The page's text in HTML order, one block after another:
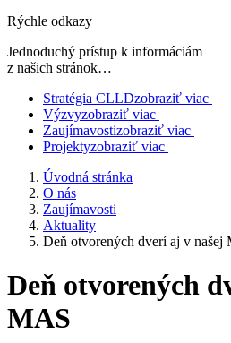
Rýchle odkazy
Jednoduchý prístup k informáciám
z našich stránok…
Stratégia CLLDzobraziť viac
Výzvyzobraziť viac
Zaujímavostizobraziť viac
Projektyzobraziť viac
Úvodná stránka
O nás
Zaujímavosti
Aktuality
Deň otvorených dverí aj v našej
Deň otvorených
MAS